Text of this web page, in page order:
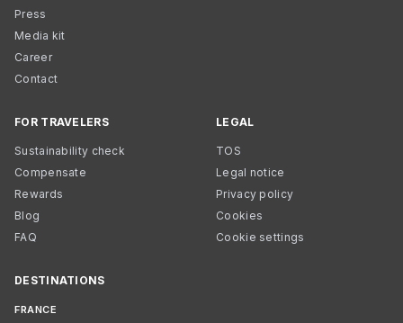
Press
Media kit
Career
Contact
FOR TRAVELERS
Sustainability check
Compensate
Rewards
Blog
FAQ
LEGAL
TOS
Legal notice
Privacy policy
Cookies
Cookie settings
DESTINATIONS
FRANCE